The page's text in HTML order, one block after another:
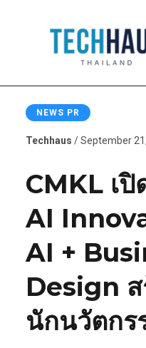
NEWS PR
Techhaus / September
CMKL เ
AI
AI +
Design
นักนวัตกร